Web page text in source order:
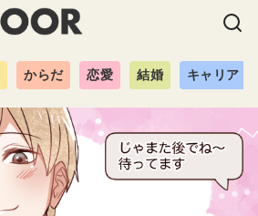
からだ 恋愛 結婚 キャリア